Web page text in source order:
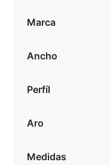
Marca
Ancho
Perfíl
Aro
Medidas